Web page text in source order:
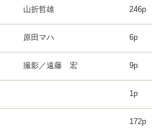
山折哲雄 246p
原田マハ 6p
撮影／遠藤 宏 9p
1p
172p